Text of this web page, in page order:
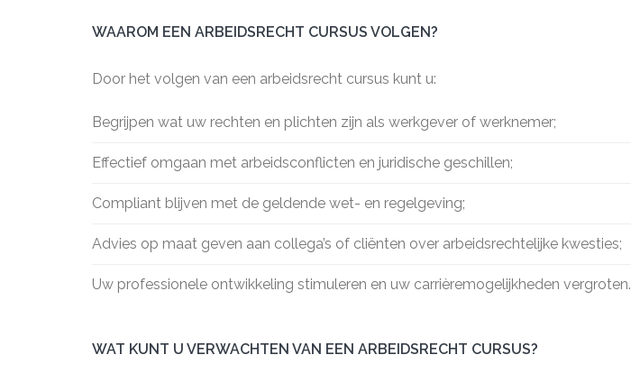
WAAROM EEN ARBEIDSRECHT CURSUS VOLGEN?
Door het volgen van een arbeidsrecht cursus kunt u:
Begrijpen wat uw rechten en plichten zijn als werkgever of werknemer;
Effectief omgaan met arbeidsconflicten en juridische geschillen;
Compliant blijven met de geldende wet- en regelgeving;
Advies op maat geven aan collega’s of cliënten over arbeidsrechtelijke kwesties;
Uw professionele ontwikkeling stimuleren en uw carrièremogelijkheden vergroten.
WAT KUNT U VERWACHTEN VAN EEN ARBEIDSRECHT CURSUS?